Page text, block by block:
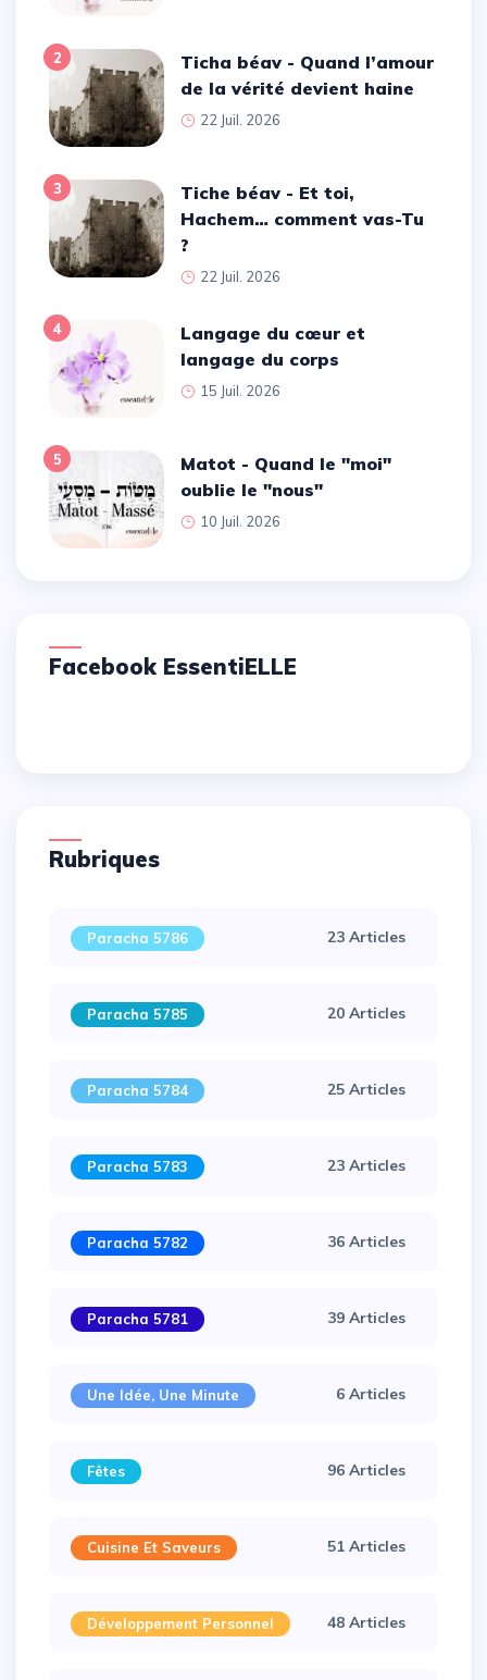
2
Ticha béav - Quand l’amour
de la vérité devient haine
22 Juil. 2026
3
Tiche béav - Et toi,
Hachem… comment vas-Tu
?
22 Juil. 2026
4
Langage du cœur et
langage du corps
15 Juil. 2026
5
Matot - Quand le ''moi''
oublie le ''nous''
10 Juil. 2026
Facebook EssentiELLE
Rubriques
Paracha 5786 23 Articles
Paracha 5785 20 Articles
Paracha 5784 25 Articles
Paracha 5783 23 Articles
Paracha 5782 36 Articles
Paracha 5781 39 Articles
Une Idée, Une Minute 6 Articles
Fêtes 96 Articles
Cuisine Et Saveurs 51 Articles
Développement Personnel 48 Articles